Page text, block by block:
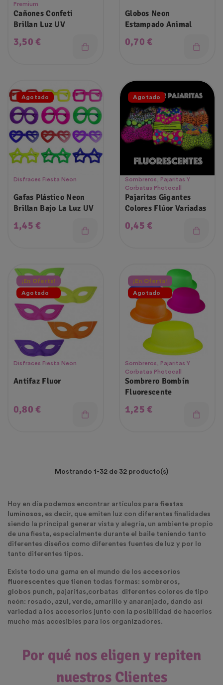
Premium
Cañones Confeti
Brillan Luz UV
Precio
3,50 €
Globos Neon
Estampado Animal
Precio
0,70 €
Agotado
Disfraces Fiesta Neon
Gafas Plástico Neon
Brillan Bajo La Luz UV
Precio
1,45 €
Agotado
Sombreros, Pajaritas Y
Corbatas Photocall
Pajaritas Gigantes
Colores Flúor Variadas
Precio
0,45 €
¡En Oferta!
Agotado
Disfraces Fiesta Neon
Antifaz Fluor
Precio
0,80 €
¡En Oferta!
Agotado
Sombreros, Pajaritas Y
Corbatas Photocall
Sombrero Bombín
Fluorescente
Precio
1,25 €
Mostrando 1-32 de 32 producto(s)
Hoy en día podemos encontrar artículos para fiestas
luminosos, es decir, que emiten luz con diferentes finalidades
siendo la principal generar vista y alegría, un ambiente propio
de una fiesta, especialmente durante el baile teniendo tanto
diferentes diseños como diferentes fuentes de luz y por lo
tanto diferentes tipos.
Existe todo una gama en el mundo de los accesorios
fluorescentes que tienen todas formas: sombreros,
globos punch, pajaritas,corbatas diferentes colores de tipo
neón: rosado, azul, verde, amarillo y anaranjado, dando así
variedad a los accesorios junto con la posibilidad de hacerlos
mucho más accesibles para los organizadores.
Por qué nos eligen y repiten
nuestros Clientes